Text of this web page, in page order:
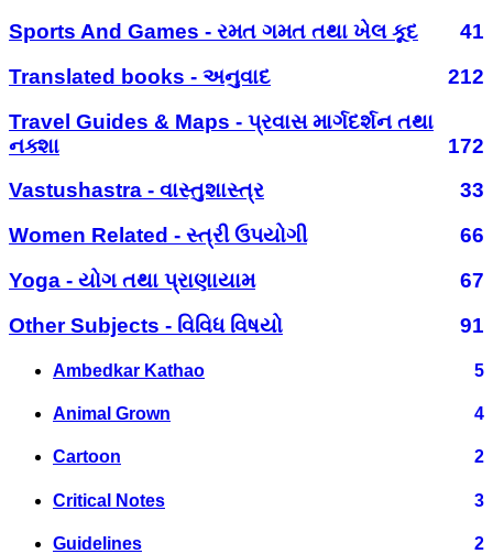
Sports And Games - રમત ગમત તથા ખેલ કૂદ
41
Translated books - અનુવાદ
212
Travel Guides & Maps - પ્રવાસ માર્ગદર્શન તથા
નક્શા
172
Vastushastra - વાસ્તુશાસ્ત્ર
33
Women Related - સ્ત્રી ઉપયોગી
66
Yoga - યોગ તથા પ્રાણાયામ
67
Other Subjects - વિવિધ વિષયો
91
Ambedkar Kathao 5
Animal Grown 4
Cartoon 2
Critical Notes 3
Guidelines 2